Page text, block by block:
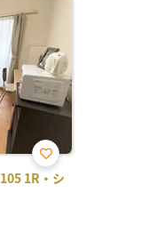
1R・シ
お気
に入